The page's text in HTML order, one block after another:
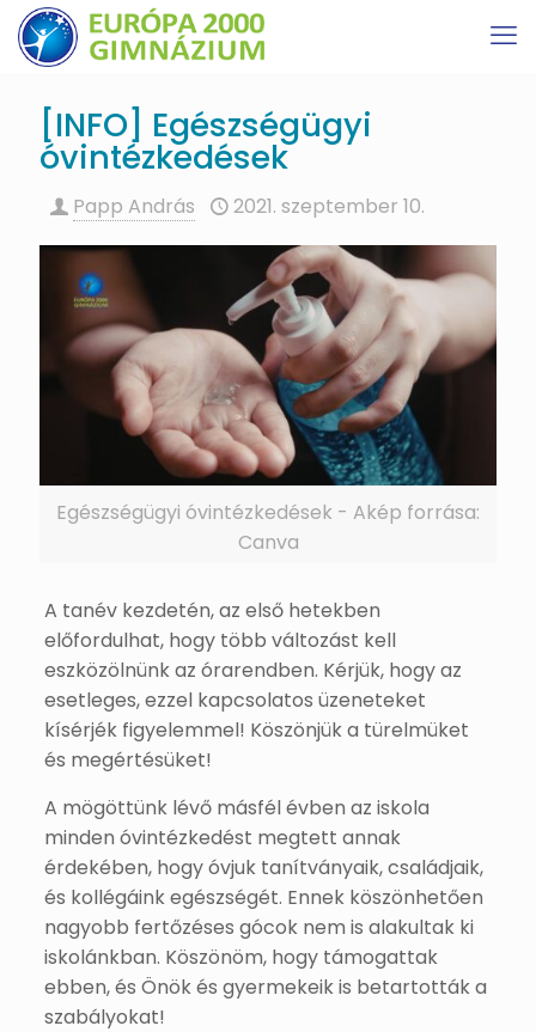
[INFO] Egészségügyi
óvintézkedések
Papp András 2021. szeptember 10.
Egészségügyi óvintézkedések - Akép forrása:
Canva
A tanév kezdetén, az első hetekben
előfordulhat, hogy több változást kell
eszközölnünk az órarendben. Kérjük, hogy az
esetleges, ezzel kapcsolatos üzeneteket
kísérjék figyelemmel! Köszönjük a türelmüket
és megértésüket!
A mögöttünk lévő másfél évben az iskola
minden óvintézkedést megtett annak
érdekében, hogy óvjuk tanítványaik, családjaik,
és kollégáink egészségét. Ennek köszönhetően
nagyobb fertőzéses gócok nem is alakultak ki
iskolánkban. Köszönöm, hogy támogattak
ebben, és Önök és gyermekeik is betartották a
szabályokat!